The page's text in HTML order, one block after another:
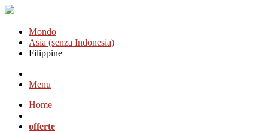
Mondo
Asia (senza Indonesia)
Filippine
Menu
Home
offerte